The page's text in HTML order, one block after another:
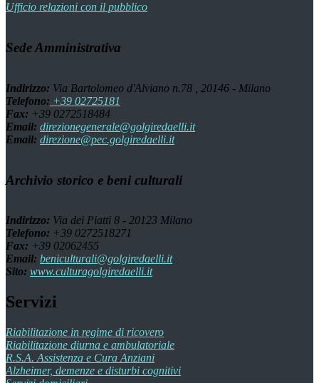
Ufficio relazioni con il pubblico
Sede Amministrativa
Indirizzo: Via Bartolomeo d'Alviano n.78 , 20146 - Milano
Telefono: +39 02725181
Fax: +39 0272518484
Email: direzionegenerale@golgiredaelli.it
Email: direzione@pec.golgiredaelli.it
Archivio storico e beni culturali
Indirizzo: Via dei Piatti 8 - 20123 Milano
Telefono: +39 0272518271
Fax: +39 02062455
Email: beniculturali@golgiredaelli.it
Sito: www.culturagolgiredaelli.it
Servizi
Riabilitazione in regime di ricovero
Riabilitazione diurna e ambulatoriale
R.S.A. Assistenza e Cura Anziani
Alzheimer, demenze e disturbi cognitivi